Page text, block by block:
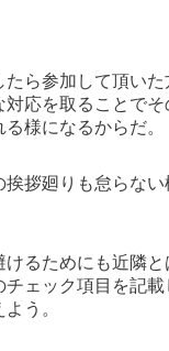
たら参加して頂い
応を取ることで
様になるからだ。
拶廻りも怠らない
けるためにも近隣
チェック項目を記
う。